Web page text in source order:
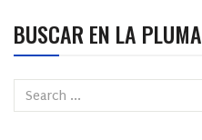
BUSCAR EN LA PLUMA